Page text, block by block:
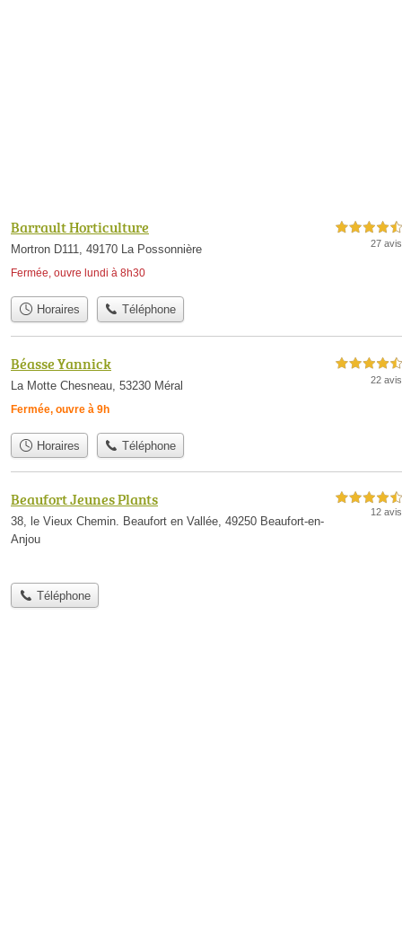
Barrault Horticulture
Mortron D111, 49170 La Possonnière
Fermée, ouvre lundi à 8h30
4,5 étoiles sur 5
27 avis
Horaires Téléphone
Béasse Yannick
La Motte Chesneau, 53230 Méral
Fermée, ouvre à 9h
4,5 étoiles sur 5
22 avis
Horaires Téléphone
Beaufort Jeunes Plants
38, le Vieux Chemin. Beaufort en Vallée, 49250 Beaufort-en-
Anjou
4,5 étoiles sur 5
12 avis
Téléphone